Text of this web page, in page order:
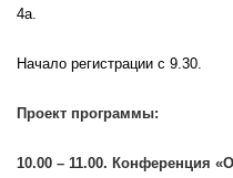
4а.
Начало регистрации с 9.30.
Проект программы:
10.00 – 11.00. Конференция